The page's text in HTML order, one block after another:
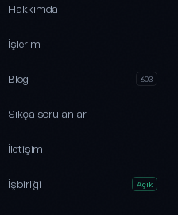
Hakkımda
İşlerim
Blog 603
Sıkça sorulanlar
İletişim
İşbirliği Açık